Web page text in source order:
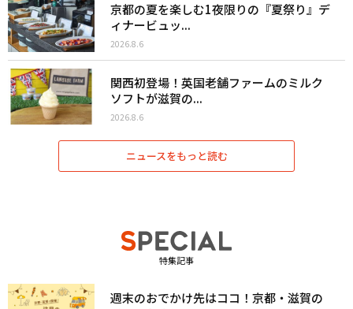
京都の夏を楽しむ1夜限りの『夏祭り』デ
ィナービュッ...
2026.8.6
関西初登場！英国老舗ファームのミルク
ソフトが滋賀の...
2026.8.6
ニュースをもっと読む
特集記事
週末のおでかけ先はココ！京都・滋賀の